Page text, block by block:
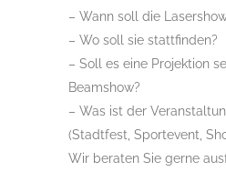
– Wann soll die
– Wo soll sie stattfinden?
– Soll es eine Projektion
Beamshow?
– Was ist der
(Stadtfest, Sportevent,
Wir beraten Sie gerne